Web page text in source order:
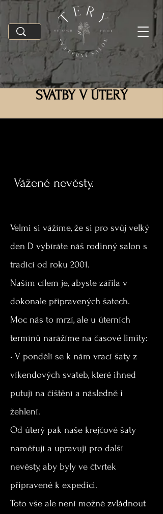
SVATBY V ÚTERÝ
Vážené nevěsty.
Velmi si vážíme, že si pro svůj velký
den D vybíráte náš rodinný salon s
tradicí od roku 2001.
Naším cílem je, abyste zářila v
dokonale připravených šatech.
Moc nás to mrzí, ale u úterních
termínů narážíme na časové limity:
• V pondělí se k nám vrací šaty z
víkendových svateb, které ihned
putují na čištění a následně i
žehlení.
Od úterý pak naše krejčové šaty
naměřují a upravují pro další
nevěsty, aby byly ve čtvrtek
připravené k expedici.
Toto vše ale není možné zvládnout